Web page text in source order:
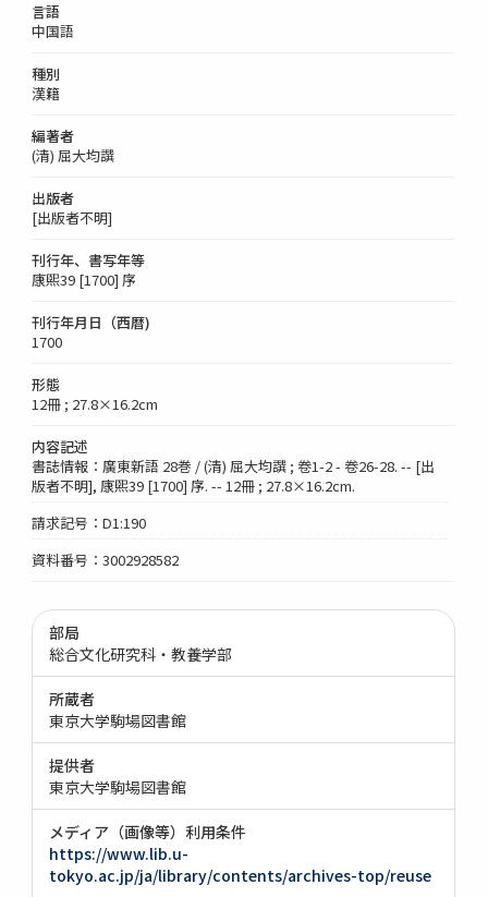
言語
中国語
種別
漢籍
編著者
(清) 屈大均譔
出版者
[出版者不明]
刊行年、書写年等
康煕39 [1700] 序
刊行年月日（西暦)
1700
形態
12冊 ; 27.8×16.2cm
内容記述
書誌情報：廣東新語 28巻 / (清) 屈大均譔 ; 卷1-2 - 卷26-28. -- [出
版者不明], 康煕39 [1700] 序. -- 12冊 ; 27.8×16.2cm.
請求記号：D1:190
資料番号：3002928582
部局
総合文化研究科・教養学部
所蔵者
東京大学駒場図書館
提供者
東京大学駒場図書館
メディア（画像等）利用条件
https://www.lib.u-
tokyo.ac.jp/ja/library/contents/archives-top/reuse